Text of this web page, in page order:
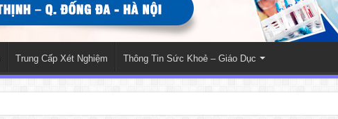
Trung Cấp Xét Nghiệm Thông Tin Sức Khoẻ – Giáo Dục